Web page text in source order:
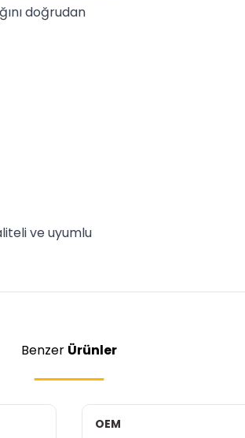
doğrudan
ve uyumlu
Benzer Ürünler
OEM